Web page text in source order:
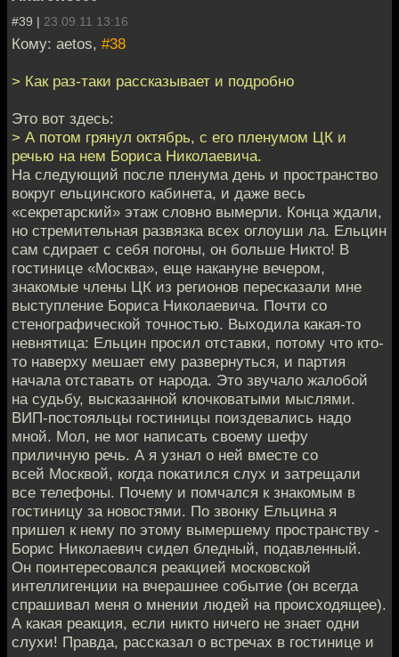
#39 | 23.09.11 13:16
Кому: aetos, #38
> Как раз-таки рассказывает и подробно
Это вот здесь:
> А потом грянул октябрь, с его пленумом ЦК и
речью на нем Бориса Николаевича.
На следующий после пленума день и пространство
вокруг ельцинского кабинета, и даже весь
«секретарский» этаж словно вымерли. Конца ждали,
но стремительная развязка всех оглоуши­ ла. Ельцин
сам сдирает с себя погоны, он больше Никто! В
гостинице «Москва», еще накануне вечером,
знакомые чле­ны ЦК из регионов пересказали мне
выступление Бориса Николае­вича. Почти со
стенографической точностью. Выходила какая-то
невнятица: Ельцин просил отставки, потому что кто-
то наверху ме­шает ему развернуться, и партия
начала отставать от народа. Это звучало жалобой
на судьбу, высказанной клочковатыми мыслями.
ВИП-постояльцы гостиницы поиздевались надо
мной. Мол, не мог написать своему шефу
приличную речь. А я узнал о ней вместе со
всей Москвой, когда покатился слух и затрещали
все телефоны. Почему и помчался к знакомым в
гостиницу за новостями. По звонку Ельцина я
пришел к нему по этому вымершему пространству -
Борис Николаевич сидел бледный, подавленный.
Он поинтересовался реакцией московской
интеллигенции на вче­рашнее событие (он всегда
спрашивал меня о мнении людей на происходящее).
А какая реакция, если никто ничего не знает­ одни
слухи! Правда, рассказал о встречах в гостинице и